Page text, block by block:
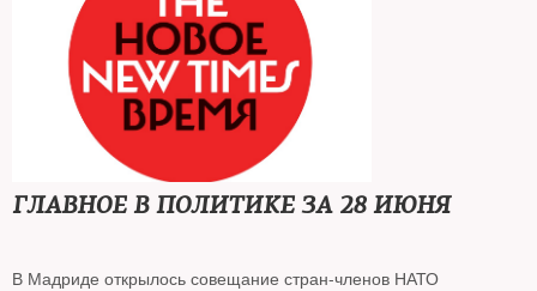
Минфин планирует заняться ослаблением рубля
Ужесточен закон об «иноагентах»
ГЛАВНОЕ В ПОЛИТИКЕ ЗА 28 ИЮНЯ
В Мадриде открылось совещание стран-членов НАТО